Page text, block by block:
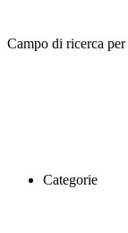
Campo di ricerca
Categorie